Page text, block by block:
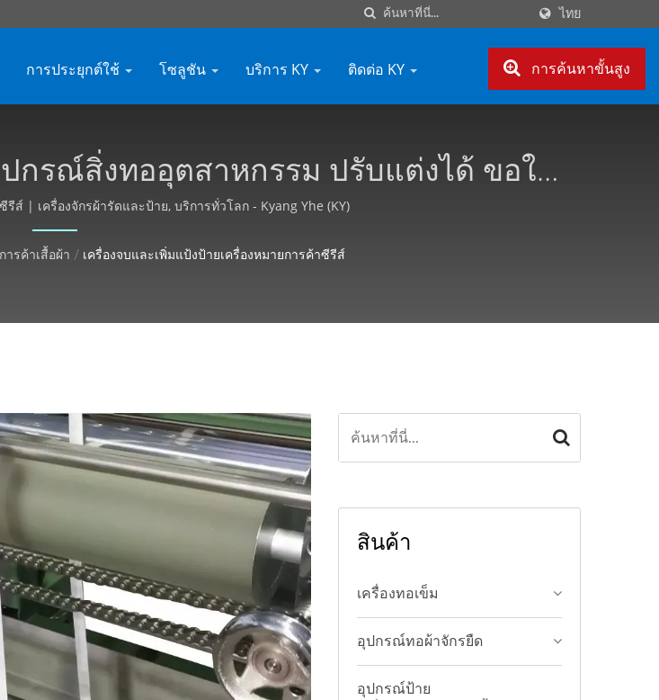
ไทย
การประยุกต์ใช้ โซลูชัน บริการ KY ติดต่อ KY การค้นหาขั้นสูง
กรณ์สิ่งทออุตสาหกรรม ปรับแต่งได้ ขอใบ
รี - Kyang Yhe (KY)
ส์ | เครื่องจักรผ้ารัดและป้าย, บริการทั่วโลก - Kyang Yhe (KY)
ารค้าเสื้อผ้า / เครื่องจบและเพิ่มแป้งป้ายเครื่องหมายการค้าซีรีส์
สินค้า
เครื่องทอเข็ม
อุปกรณ์ทอผ้าจักรยืด
อุปกรณ์ป้าย